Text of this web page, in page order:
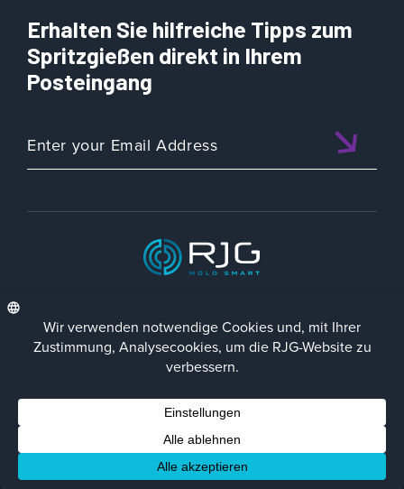
Erhalten Sie hilfreiche Tipps zum
Spritzgießen direkt in Ihrem
Posteingang
© 2023 RJG Inc.
Datenschutz-Richtlinie
Facebook
LinkedIn